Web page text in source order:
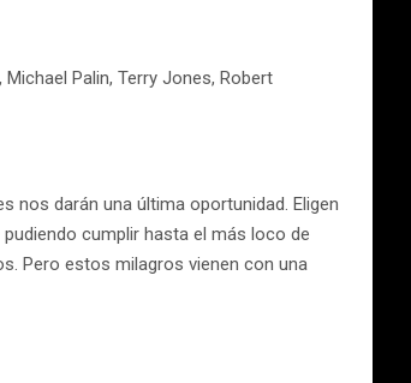
Michael Palin, Terry Jones, Robert
nos darán una última oportunidad. Eligen
cumplir hasta el más loco de
Pero estos milagros vienen con una